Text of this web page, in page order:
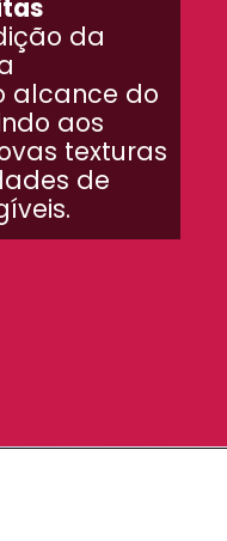
da
alcance do
aos
texturas
de